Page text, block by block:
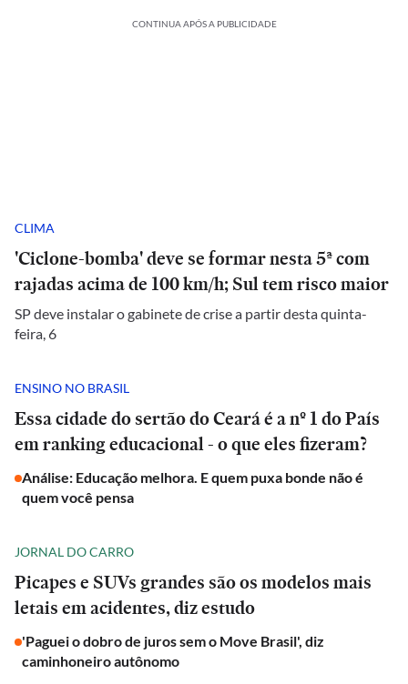
CONTINUA APÓS A PUBLICIDADE
CLIMA
'Ciclone-bomba' deve se formar nesta 5ª com
rajadas acima de 100 km/h; Sul tem risco maior
SP deve instalar o gabinete de crise a partir desta quinta-
feira, 6
ENSINO NO BRASIL
Essa cidade do sertão do Ceará é a nº 1 do País
em ranking educacional - o que eles fizeram?
Análise: Educação melhora. E quem puxa bonde não é
quem você pensa
JORNAL DO CARRO
Picapes e SUVs grandes são os modelos mais
letais em acidentes, diz estudo
'Paguei o dobro de juros sem o Move Brasil', diz
caminhoneiro autônomo